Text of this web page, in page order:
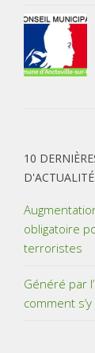
10
obligatoire
terroristes
Généré par
comment